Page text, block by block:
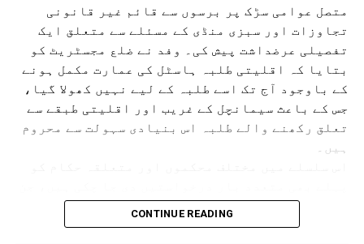
متصل عوامی سڑک پر برسوں سے قائم غیر قانونی
تجاوزات اور سبزی منڈی کے مسئلے سے متعلق ایک
تفصیلی عرضداشت پیش کی۔ وفد نے ضلع مجسٹریٹ کو
بتایا کہ اقلیتی طلبہ ہاسٹل کی عمارت مکمل ہونے
کے باوجود آج تک اسے طلبہ کے لیے نہیں کھولا گیا،
جس کے باعث سیمانچل کے غریب اور اقلیتی طبقے سے
تعلق رکھنے والے طلبہ اس بنیادی سہولت سے محروم
ہیں۔
کی تفصیلات بھی ضلع مجسٹریٹ کے سامنے پیش کی
گئیں۔ اس موقع پر وفد نے جوکی ہاٹ ہائی اسکول کے
CONTINUE READING